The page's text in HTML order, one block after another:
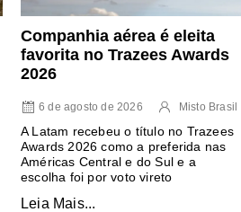
Companhia aérea é eleita
favorita no Trazees Awards
2026
6 de agosto de 2026 Misto Brasil
A Latam recebeu o título no Trazees
Awards 2026 como a preferida nas
Américas Central e do Sul e a
escolha foi por voto vireto
Leia Mais...